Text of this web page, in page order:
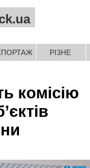
РІЗНЕ
комісію